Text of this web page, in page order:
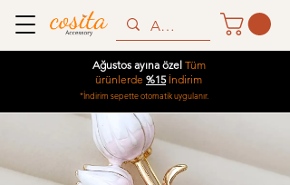
Ağustos ayına özel Tüm
ürünlerde %15İndirim
*İndirim sepette otomatik uygulanır.